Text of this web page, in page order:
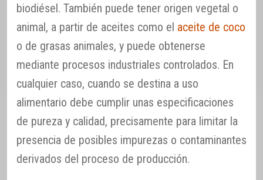
biodiésel. También puede tener origen vegetal o
animal, a partir de aceites como el aceite de coco
o de grasas animales, y puede obtenerse
mediante procesos industriales controlados. En
cualquier caso, cuando se destina a uso
alimentario debe cumplir unas especificaciones
de pureza y calidad, precisamente para limitar la
presencia de posibles impurezas o contaminantes
derivados del proceso de producción.